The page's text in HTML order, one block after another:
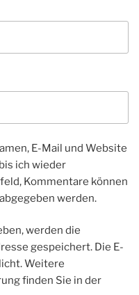
E-Mail und Website
ich wieder
Kommentare können
werden.
werden die
gespeichert. Die E-
Weitere
finden Sie in der